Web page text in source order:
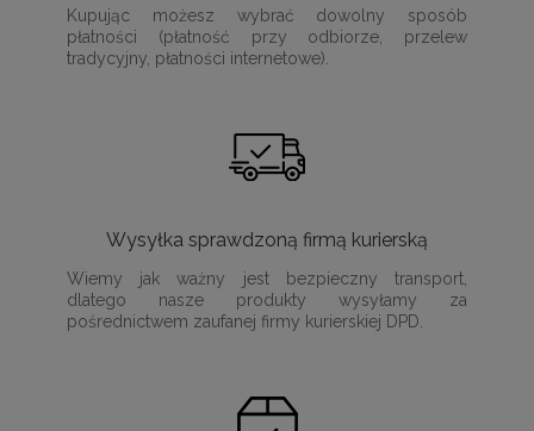
Kupując możesz wybrać dowolny sposób
płatności (płatność przy odbiorze, przelew
tradycyjny, płatności internetowe).
Wysyłka sprawdzoną firmą kurierską
Wiemy jak ważny jest bezpieczny transport,
dlatego nasze produkty wysyłamy za
pośrednictwem zaufanej firmy kurierskiej DPD.